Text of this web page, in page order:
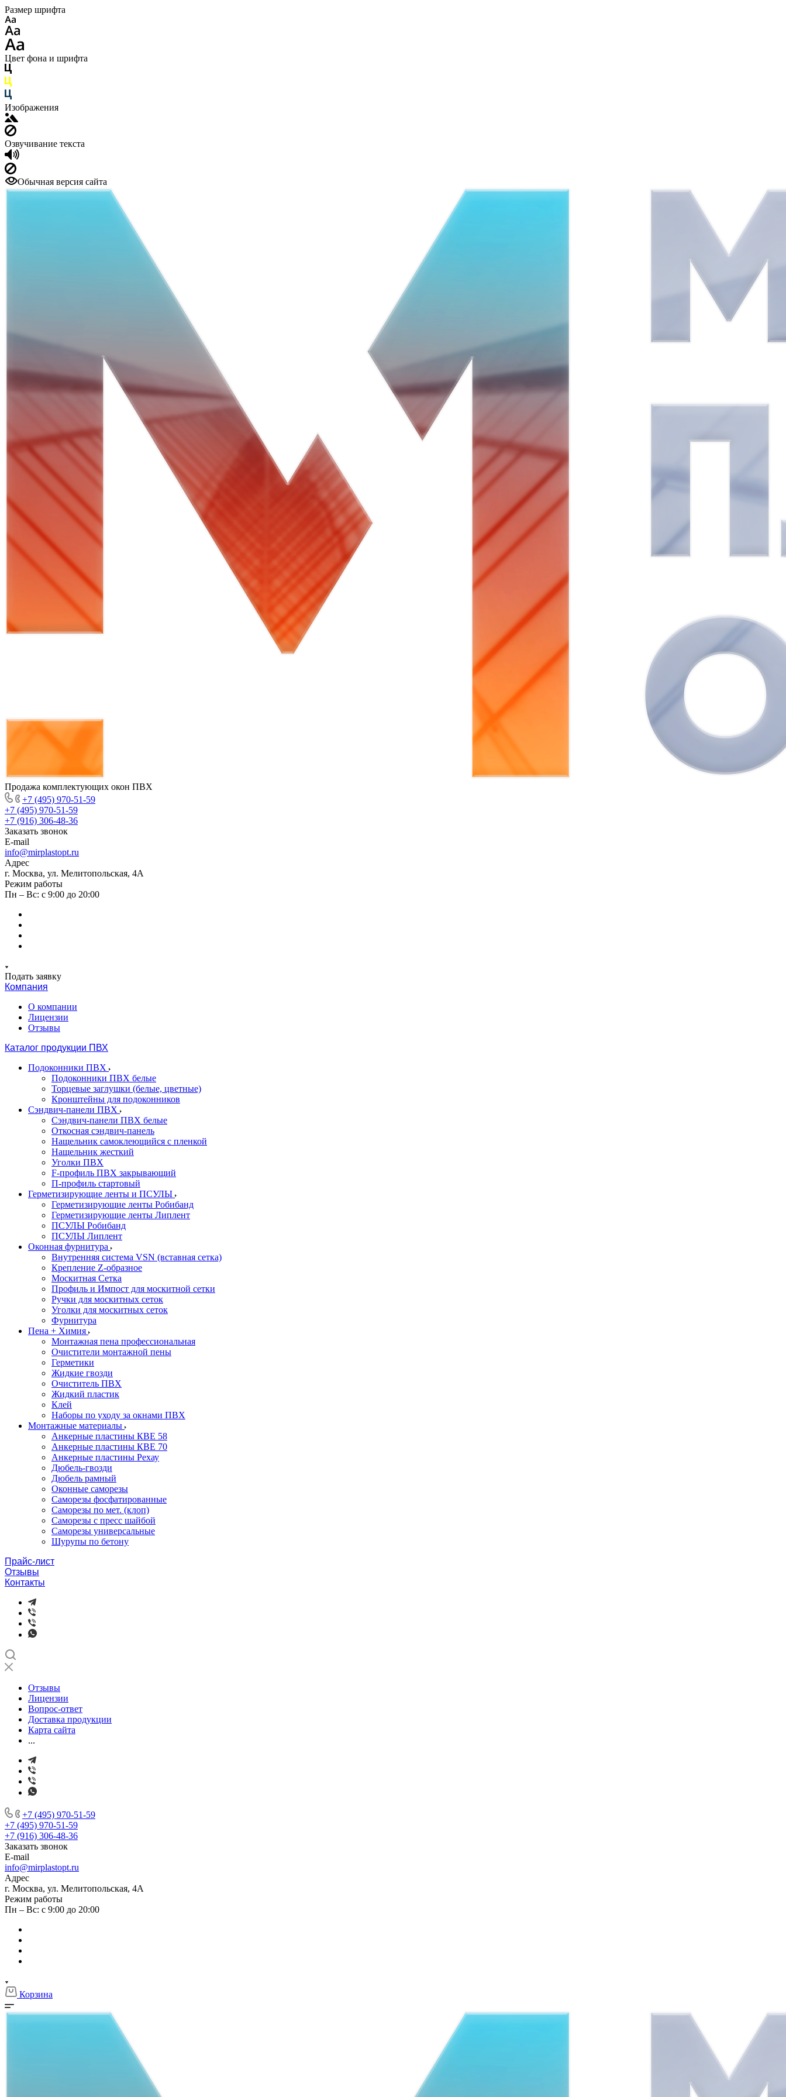
Размер шрифта
Цвет фона и шрифта
Изображения
Озвучивание текста
Обычная версия сайта
Продажа комплектующих окон ПВХ
+7 (495) 970-51-59
+7 (495) 970-51-59
+7 (916) 306-48-36
Заказать звонок
E-mail
info@mirplastopt.ru
Адрес
г. Москва, ул. Мелитопольская, 4А
Режим работы
Пн – Вс: с 9:00 до 20:00
Подать заявку
Компания
О компании
Лицензии
Отзывы
Каталог продукции ПВХ
Подоконники ПВХ
Подоконники ПВХ белые
Торцевые заглушки (белые, цветные)
Кронштейны для подоконников
Сэндвич-панели ПВХ
Сэндвич-панели ПВХ белые
Откосная сэндвич-панель
Нащельник самоклеющийся с пленкой
Нащельник жесткий
Уголки ПВХ
F-профиль ПВХ закрывающий
П-профиль стартовый
Герметизирующие ленты и ПСУЛЫ
Герметизирующие ленты Робибанд
Герметизирующие ленты Липлент
ПСУЛЫ Робибанд
ПСУЛЫ Липлент
Оконная фурнитура
Внутренняя система VSN (вставная сетка)
Крепление Z-образное
Москитная Сетка
Профиль и Импост для москитной сетки
Ручки для москитных сеток
Уголки для москитных сеток
Фурнитура
Пена + Химия
Монтажная пена профессиональная
Очистители монтажной пены
Герметики
Жидкие гвозди
Очиститель ПВХ
Жидкий пластик
Клей
Наборы по уходу за окнами ПВХ
Монтажные материалы
Анкерные пластины КВЕ 58
Анкерные пластины КВЕ 70
Анкерные пластины Рехау
Дюбель-гвозди
Дюбель рамный
Оконные саморезы
Саморезы фосфатированные
Саморезы по мет. (клоп)
Саморезы с пресс шайбой
Саморезы универсальные
Шурупы по бетону
Прайс-лист
Отзывы
Контакты
Отзывы
Лицензии
Вопрос-ответ
Доставка продукции
Карта сайта
...
+7 (495) 970-51-59
+7 (495) 970-51-59
+7 (916) 306-48-36
Заказать звонок
E-mail
info@mirplastopt.ru
Адрес
г. Москва, ул. Мелитопольская, 4А
Режим работы
Пн – Вс: с 9:00 до 20:00
Корзина